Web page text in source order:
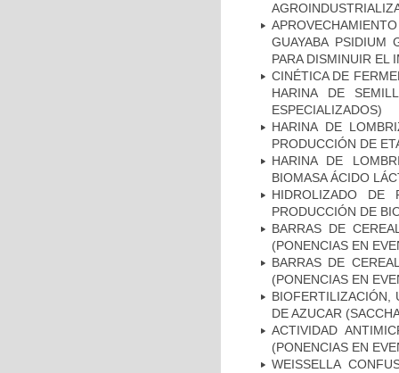
GUAYABA PSIDIUM
PARA DISMINUIR EL
CINÉTICA DE
HARINA DE
ESPECIALIZADOS)
HARINA DE
PRODUCCIÓN DE
HARINA DE
BIOMASA ÁCIDO
HIDROLIZADO DE
PRODUCCIÓN DE
BARRAS DE
(PONENCIAS EN
BARRAS DE
(PONENCIAS EN
BIOFERTILIZACIÓN,
DE AZUCAR
ACTIVIDAD
(PONENCIAS EN
WEISSELLA